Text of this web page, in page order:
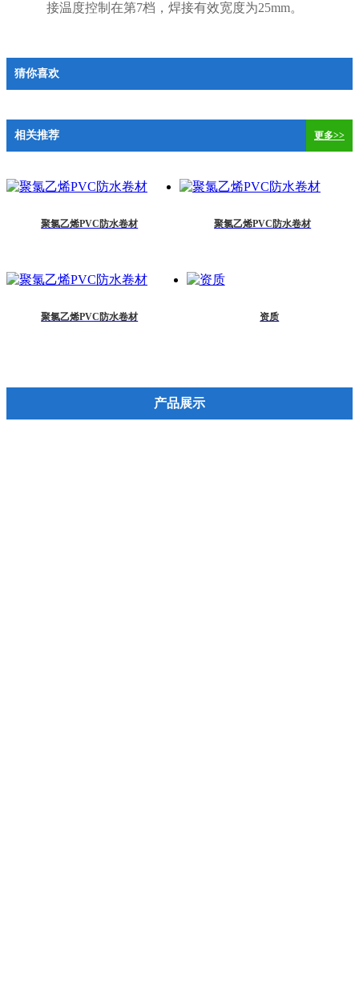
接温度控制在第7档，焊接有效宽度为25mm。
猜你喜欢
相关推荐 更多>>
聚氯乙烯PVC防水卷材 聚氯乙烯PVC防水卷材
聚氯乙烯PVC防水卷材 资质
产品展示